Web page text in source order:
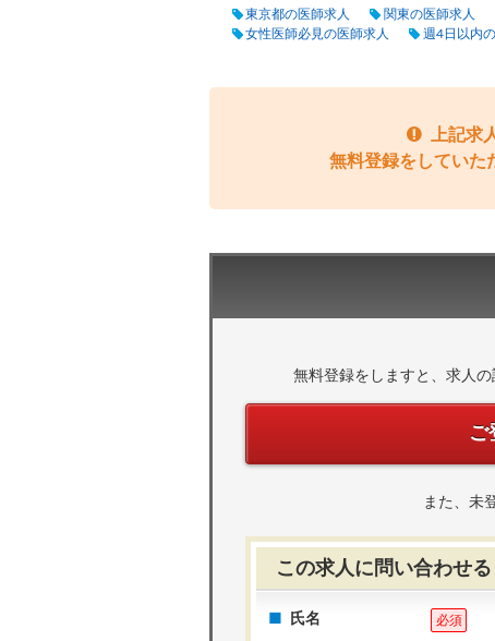
東京都の医師求人 関東の医師求人
女性医師必見の医師求人
週4日以内
上記求
無料登録をしていた
無料登録をしますと、求人
ご
また、未
この求人に問い合わせる
氏名 必須